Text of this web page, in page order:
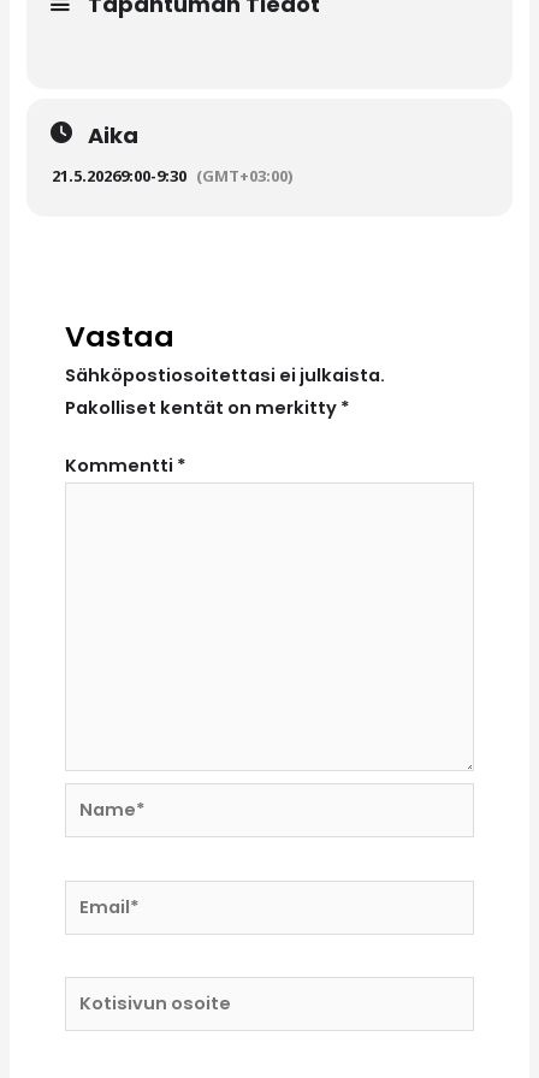
Aika
21.5.20269:00-9:30 (GMT+03:00)
Vastaa
Sähköpostiosoitettasi ei julkaista.
Pakolliset kentät on merkitty *
Kommentti *
Name*
Email*
Kotisivun
osoite